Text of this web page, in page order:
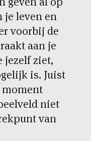
leven en
voorbij de
aan je
jezelf ziet,
is. Juist
niet
van